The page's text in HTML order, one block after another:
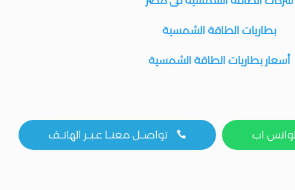
بطاريات الطاقة الشمسية
أسعار بطاريات الطاقة الشمسية
تواصــل معنــا عـبــر الهاتــف  اب